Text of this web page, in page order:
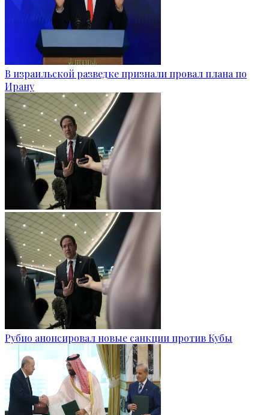
В израильской разведке признали провал плана по
Ирану
Рубио анонсировал новые санкции против Кубы